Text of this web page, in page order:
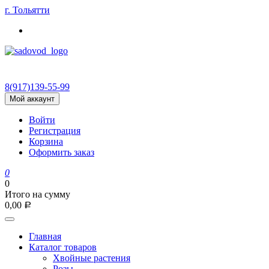
Skip
content
г. Тольятти
8(917)139‑55-99
Мой аккаунт
Войти
Регистрация
Корзина
Оформить заказ
0
0
Итого на сумму
0,00 Р
Главная
Каталог товаров
Хвойные растения